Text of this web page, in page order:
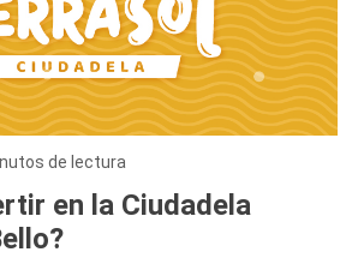
de lectura
en la Ciudadela